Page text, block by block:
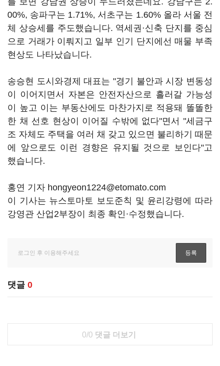
00%, 송파구는 1.71%, 서초구는 1.60% 올라 서울 전
체 상승세를 주도했습니다. 역세권·신축 단지를 중심
으로 거래가 이뤄지고 일부 인기 단지에선 매물 부족
현상도 나타났습니다.
송승현 도시와경제 대표는 "경기 불안과 시장 변동성
이 이어지면서 자본은 안전자산으로 흘러갈 가능성
이 높고 이는 부동산에도 마찬가지로 적용돼 똘똘한
한 채 선호 현상이 이어질 수밖에 없다"면서 "세금구
조 자체도 주택을 여러 채 갖고 있으면 불리하기 때문
에 앞으로도 이런 경향은 유지될 것으로 보인다"고
했습니다.
홍연 기자 hongyeon1224@etomato.com
이 기사는 뉴스토마토 보도준칙 및 윤리강령에 따라
강영관 산업2부장이 최종 확인·수정했습니다.
댓글 0
0/0 댓글 더보기